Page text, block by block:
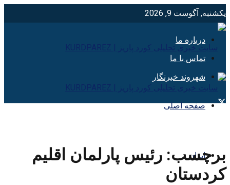
یکشنبه, آگوست 9, 2026
درباره ما
تماس با ما
شهروند خبرنگار
صفحه اصلی
ایران
برچسب: رئيس پارلمان اقليم
كردستان